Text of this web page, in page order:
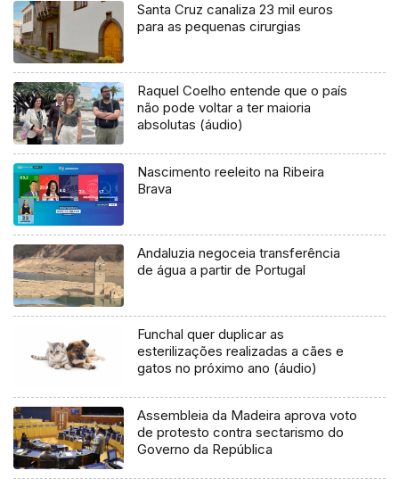
Santa Cruz canaliza 23 mil euros
para as pequenas cirurgias
Raquel Coelho entende que o país
não pode voltar a ter maioria
absolutas (áudio)
Nascimento reeleito na Ribeira
Brava
Andaluzia negoceia transferência
de água a partir de Portugal
Funchal quer duplicar as
esterilizações realizadas a cães e
gatos no próximo ano (áudio)
Assembleia da Madeira aprova voto
de protesto contra sectarismo do
Governo da República